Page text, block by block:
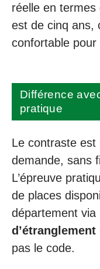
réelle en
est de cinq ans,
confortable pour
Différence
pratique
Le contraste
demande, sans
L’épreuve
de places
département via
pas le code.